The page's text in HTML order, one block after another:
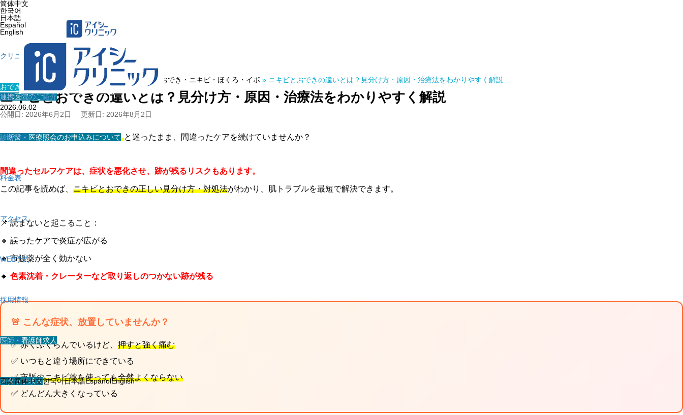
简体中文
한국어
日本語
Español
English
クリニック紹介
連携医院のご紹介
診断書・医療照会のお申込みについて
院長・医師の紹介
診療内容
料金表
アクセス
WEB予約
採用情報
医師・看護師求人
スタッフ求人
その他
言語简体中文한국어日本語EspañolEnglish
ホーム 医療コラム » おでき・ニキビ・ほくろ・イボ » ニキビとおできの違いとは？見分け方・原因・治療法をわかりやすく解説
おでき・ニキビ・ほくろ・イボ
ニキビとおできの違いとは？見分け方・原因・治療法をわかりやすく解説
2026.06.02
公開日: 2026年6月2日
更新日: 2026年8月2日
💬「これってニキビ？おでき？」と迷ったまま、間違ったケアを続けていませんか？
間違ったセルフケアは、症状を悪化させ、跡が残るリスクもあります。
この記事を読めば、 ニキビとおできの正しい見分け方・対処法がわかり、肌トラブルを最短で解決できます。
📌 読まないと起こること：
🔸 誤ったケアで炎症が広がる
🔸 市販薬が全く効かない
🔸 色素沈着・クレーターなど取り返しのつかない跡が残る
🚨 こんな症状、放置していませんか？
✅ 赤くふくらんでいるけど、 押すと強く痛む
✅ いつもと違う場所にできている
✅市販のニキビ薬を使っても全然よくならない
✅ どんどん大きくなっている